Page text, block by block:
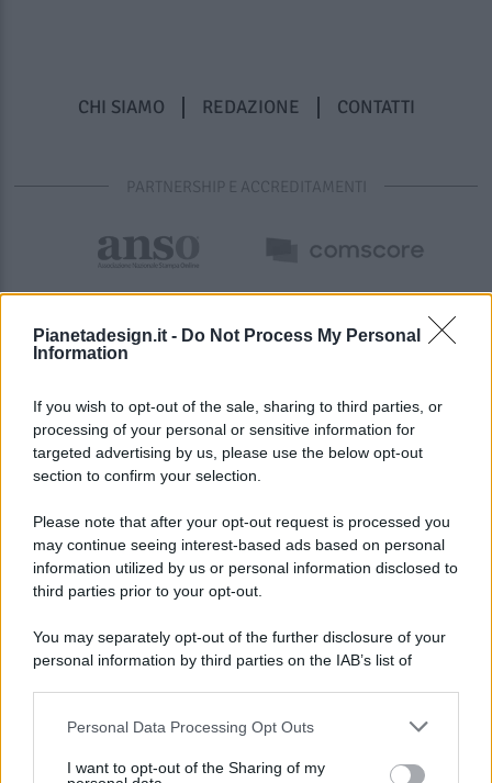
Pianetadesign.it - Do Not Process My Personal
Information
If you wish to opt-out of the sale, sharing to third parties, or
processing of your personal or sensitive information for
targeted advertising by us, please use the below opt-out
section to confirm your selection.
Please note that after your opt-out request is processed you
may continue seeing interest-based ads based on personal
information utilized by us or personal information disclosed to
third parties prior to your opt-out.
You may separately opt-out of the further disclosure of your
personal information by third parties on the IAB’s list of
This information may also be disclosed by us to third parties
disclose it to other third parties.
Personal Data Processing Opt Outs
I want to opt-out of the Sharing of my
CHI SIAMO REDAZIONE CONTATTI
PARTNERSHIP E ACCREDITAMENTI
© 2026 - Pianeta Design - P.IVA 04827280654 - Testata
Registrata Al Tribunale Di Nocera Inferiore N. 8/2020 - RG N.
ISCRIZIONE AL ROC N. 35792 – ISCRITTA ALL’ANSO
(ASSOCIAZIONE NAZIONALE STAMPA ONLINE)
PREFERENZE PRIVACY